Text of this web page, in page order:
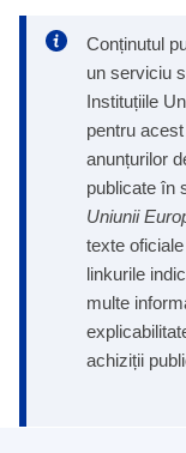
Conținutul
un serviciu
Instituțiile
pentru
anunțurilor
publicate în
Uniunii
texte
linkurile
multe
achiziții